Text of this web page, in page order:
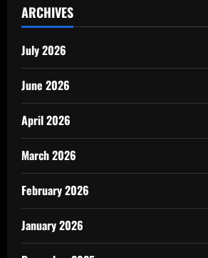
ARCHIVES
July 2026
June 2026
April 2026
March 2026
February 2026
January 2026